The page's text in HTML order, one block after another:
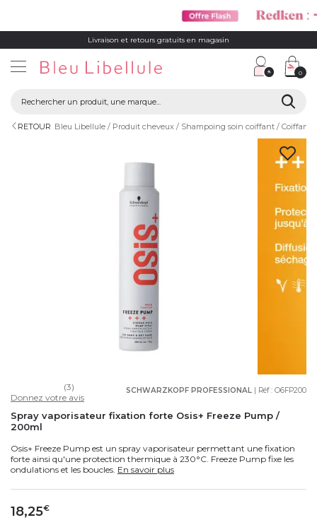
Livraison et retours gratuits en magasin
0
RETOUR Bleu Libellule Produit cheveux Shampoing soin coiffant Coiffant
SCHWARZKOPF PROFESSIONAL | Réf : O6FP200
(3)
Donnez votre avis
Spray vaporisateur fixation forte Osis+ Freeze Pump /
200ml
Osis+ Freeze Pump est un spray vaporisateur permettant une fixation
forte ainsi qu'une protection thermique à 230°C. Freeze Pump fixe les
ondulations et les boucles. En savoir plus
18,25€